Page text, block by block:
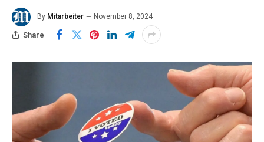
By Mitarbeiter November 8, 2024
Share